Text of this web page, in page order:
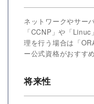
ネットワークやサー
「CCNP」や「
理を行う場合は「
ー公式資格がおすすめ
将来性